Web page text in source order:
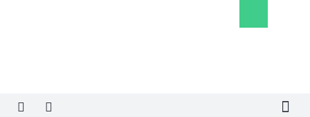
košík